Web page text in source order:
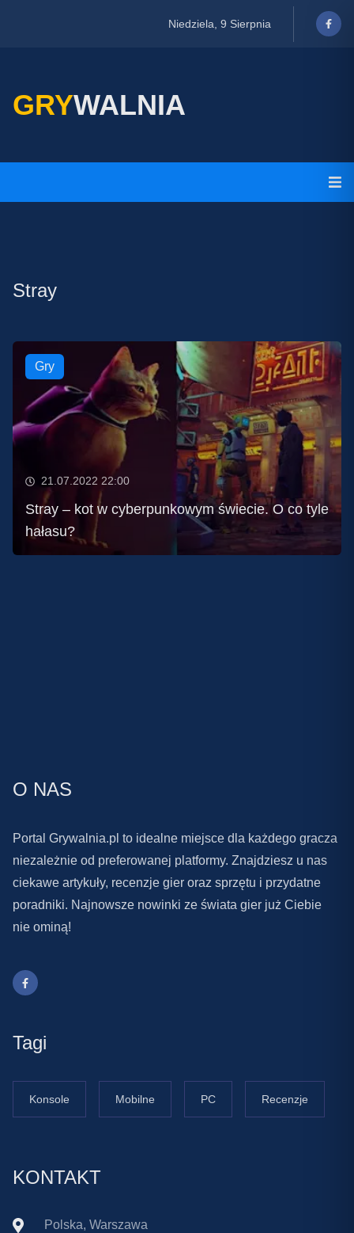
Niedziela, 9 Sierpnia
GRYWALNIA
Stray
Gry
21.07.2022 22:00
Stray – kot w cyberpunkowym świecie. O co tyle
hałasu?
O NAS
Portal Grywalnia.pl to idealne miejsce dla każdego gracza
niezależnie od preferowanej platformy. Znajdziesz u nas
ciekawe artykuły, recenzje gier oraz sprzętu i przydatne
poradniki. Najnowsze nowinki ze świata gier już Ciebie
nie ominą!
Tagi
Konsole Mobilne PC Recenzje
KONTAKT
Polska, Warszawa